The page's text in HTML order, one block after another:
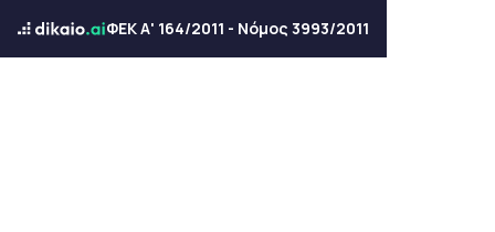
ΦΕΚ Α' 164/2011 - Νόμος 3993/2011